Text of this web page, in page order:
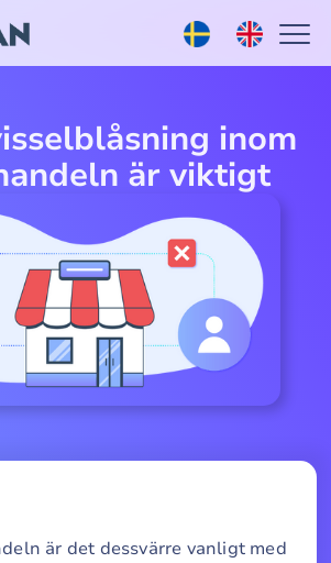
inom
är viktigt
är det dessvärre vanligt med